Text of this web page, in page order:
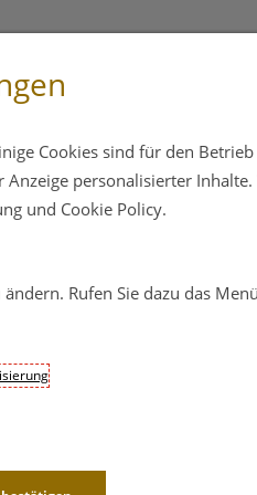
Böhm
2866235
Cookies sind für den Betrieb
personalisierter Inhalte.
und Cookie Policy.
Rufen Sie dazu das